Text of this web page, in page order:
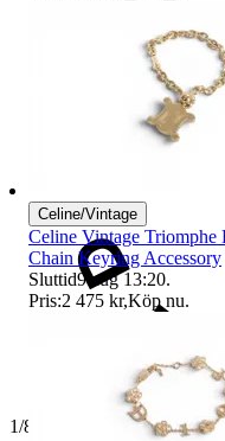
1/8
Celine/Vintage
Celine Vintage
Chain Keyring Accessory
Sluttid9 aug 13:20.
Pris:2 475 kr,Köp nu.